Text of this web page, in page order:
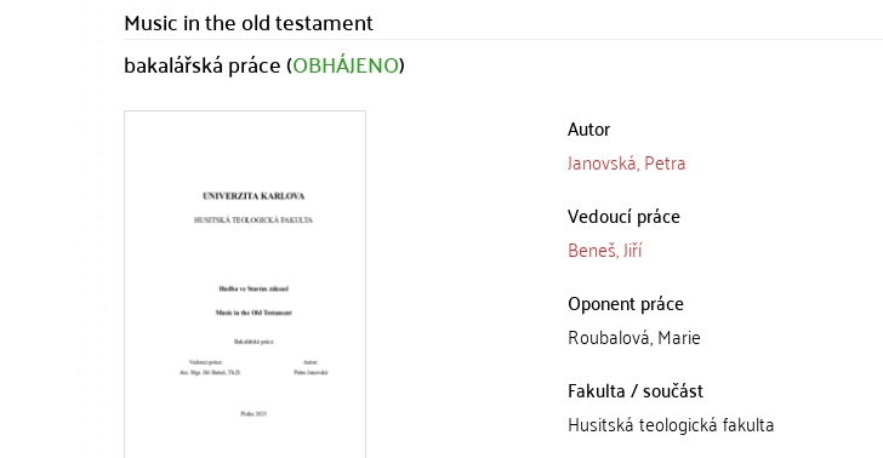
Music in the old testament
bakalářská práce (OBHÁJENO)
Autor
Janovská, Petra
Vedoucí práce
Beneš, Jiří
Oponent práce
Roubalová, Marie
Fakulta / součást
Husitská teologická fakulta